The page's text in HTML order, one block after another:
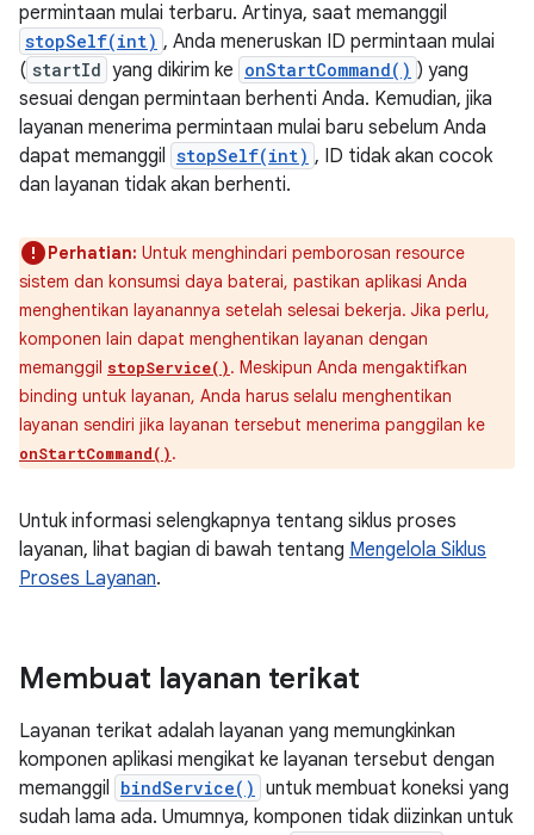
permintaan mulai terbaru. Artinya, saat memanggil
stopSelf(int) , Anda meneruskan ID permintaan mulai
( startId yang dikirim ke onStartCommand() ) yang
sesuai dengan permintaan berhenti Anda. Kemudian, jika
layanan menerima permintaan mulai baru sebelum Anda
dapat memanggil stopSelf(int) , ID tidak akan cocok
dan layanan tidak akan berhenti.
Perhatian: Untuk menghindari pemborosan resource
sistem dan konsumsi daya baterai, pastikan aplikasi Anda
menghentikan layanannya setelah selesai bekerja. Jika perlu,
komponen lain dapat menghentikan layanan dengan
memanggil stopService(). Meskipun Anda mengaktifkan
binding untuk layanan, Anda harus selalu menghentikan
layanan sendiri jika layanan tersebut menerima panggilan ke
onStartCommand().
Untuk informasi selengkapnya tentang siklus proses
layanan, lihat bagian di bawah tentang Mengelola Siklus
Proses Layanan.
Membuat layanan terikat
Layanan terikat adalah layanan yang memungkinkan
komponen aplikasi mengikat ke layanan tersebut dengan
memanggil bindService() untuk membuat koneksi yang
sudah lama ada. Umumnya, komponen tidak diizinkan untuk